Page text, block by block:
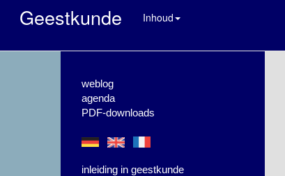
Geestkunde Inhoud
weblog
agenda
PDF-downloads
inleiding in geestkunde